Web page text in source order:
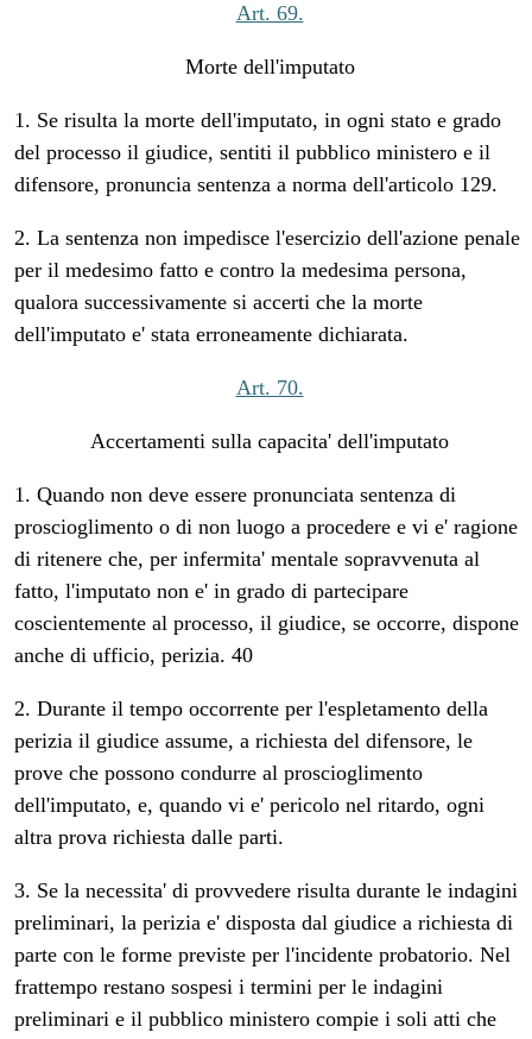
Art. 69.
Morte dell'imputato
1. Se risulta la morte dell'imputato, in ogni stato e grado
del processo il giudice, sentiti il pubblico ministero e il
difensore, pronuncia sentenza a norma dell'articolo 129.
2. La sentenza non impedisce l'esercizio dell'azione penale
per il medesimo fatto e contro la medesima persona,
qualora successivamente si accerti che la morte
dell'imputato e' stata erroneamente dichiarata.
Art. 70.
Accertamenti sulla capacita' dell'imputato
1. Quando non deve essere pronunciata sentenza di
proscioglimento o di non luogo a procedere e vi e' ragione
di ritenere che, per infermita' mentale sopravvenuta al
fatto, l'imputato non e' in grado di partecipare
coscientemente al processo, il giudice, se occorre, dispone
anche di ufficio, perizia. 40
2. Durante il tempo occorrente per l'espletamento della
perizia il giudice assume, a richiesta del difensore, le
prove che possono condurre al proscioglimento
dell'imputato, e, quando vi e' pericolo nel ritardo, ogni
altra prova richiesta dalle parti.
3. Se la necessita' di provvedere risulta durante le indagini
preliminari, la perizia e' disposta dal giudice a richiesta di
parte con le forme previste per l'incidente probatorio. Nel
frattempo restano sospesi i termini per le indagini
preliminari e il pubblico ministero compie i soli atti che